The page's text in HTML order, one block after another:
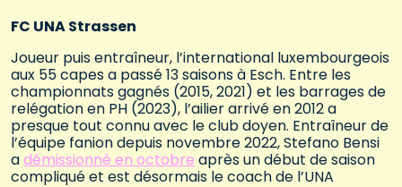
FC UNA Strassen
Joueur puis entraîneur, l’international luxembourgeois
aux 55 capes a passé 13 saisons à Esch. Entre les
championnats gagnés (2015, 2021) et les barrages de
relégation en PH (2023), l’ailier arrivé en 2012 a
presque tout connu avec le club doyen. Entraîneur de
l’équipe fanion depuis novembre 2022, Stefano Bensi
adémissionné en octobre après un début de saison
compliqué et est désormais le coach de l’UNA